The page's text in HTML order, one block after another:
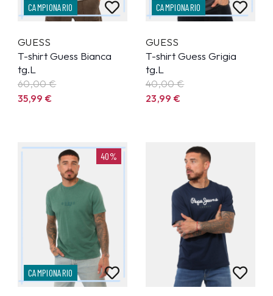
CAMPIONARIO
GUESS
T-shirt Guess Bianca
tg.L
60,00 €
35,99€
CAMPIONARIO
GUESS
T-shirt Guess Grigia
tg.L
40,00 €
23,99€
40%
CAMPIONARIO